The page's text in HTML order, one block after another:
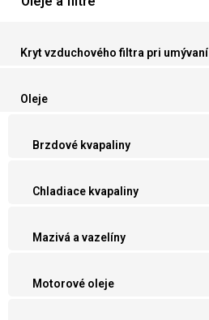
Kryt vzduchového filtra pri umývaní
Oleje
Brzdové kvapaliny
Chladiace kvapaliny
Mazivá a vazelíny
Motorové oleje